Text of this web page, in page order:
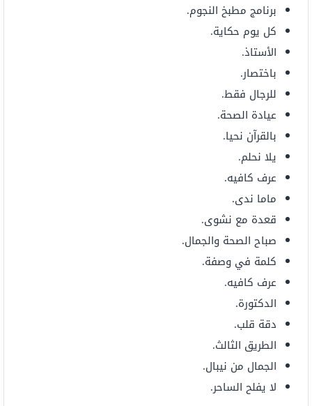
برنامج مطبخ النجوم.
كل يوم حكاية.
الأستاذ.
باختصار.
للرجال فقط.
عيادة الصحة.
بالقرآن نحيا.
يلا نحلم.
عرف كافيه.
ماما ندى.
قعدة مع نشوى.
صباح الصحة والجمال.
كلمة في وصفة.
عرف كافيه.
الدكتورة.
دقة قلب.
الطريق الثالث.
الجمال من نيبال.
لا يفلح الساحر.